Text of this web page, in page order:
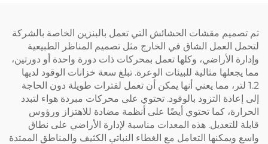
مقشات الحشائش التي تعمل بالبنزين الخاصة بالشركة
العمل الشاق في الخارج مثل تصميم المناظر الطبيعية
الأراضي، وكلها تعمل بمحركات ذات دورة واحدة أو دورتين،
مثالية للبيئات الوعرة. تبلغ سعة خزانات الوقود لديها
لتر، مما يعني أنها يمكن أن تعمل لفترات طويلة دون الحاجة
التزود بالوقود. تحتوي على محركات مبردة هواء لتبدد
كما تحتوي أيضًا على أنظمة مضادة للاهتزاز ورؤوس
للتعديل. هذه المعدات مناسبة لإدارة الأراضي على نطاق
التعامل مع الغطاء النباتي الكثيف والمناطق الممتدة